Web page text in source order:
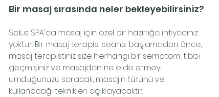
Bir masaj sırasında neler bekleyebilirsiniz?
Salus SPA'da masaj için özel bir hazırlığa ihtiyacınız
yoktur. Bir masaj terapisi seansı başlamadan önce,
masaj terapistiniz size herhangi bir semptom, tıbbi
geçmişiniz ve masajdan ne elde etmeyi
umduğunuzu soracak, masajın türünü ve
kullanacağı teknikleri açıklayacaktır.